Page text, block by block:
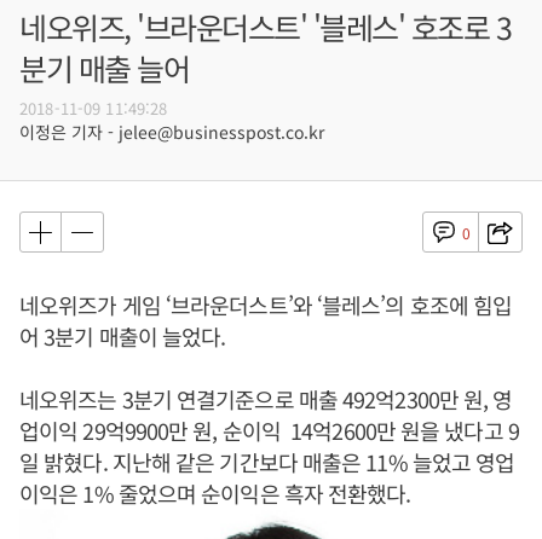
네오위즈, '브라운더스트' '블레스' 호조로 3
분기 매출 늘어
2018-11-09 11:49:28
이정은 기자 - jelee@businesspost.co.kr
0
네오위즈가 게임 ‘브라운더스트’와 ‘블레스’의 호조에 힘입
어 3분기 매출이 늘었다.
네오위즈는 3분기 연결기준으로 매출 492억2300만 원, 영
업이익 29억9900만 원, 순이익 14억2600만 원을 냈다고 9
일 밝혔다. 지난해 같은 기간보다 매출은 11% 늘었고 영업
이익은 1% 줄었으며 순이익은 흑자 전환했다.